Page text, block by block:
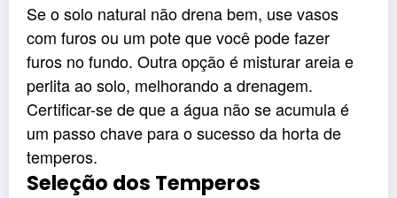
Se o solo natural não drena bem, use vasos
com furos ou um pote que você pode fazer
furos no fundo. Outra opção é misturar areia e
perlita ao solo, melhorando a drenagem.
Certificar-se de que a água não se acumula é
um passo chave para o sucesso da horta de
temperos.
Seleção dos Temperos